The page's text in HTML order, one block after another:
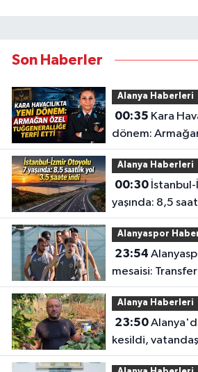
Son Haberler
Alanya Haberleri
00:35
dönem:
Tuğgeneralliğe
Alanya Haberleri
00:30İstanbul-İzmir Otoyolu 7
yaşında: 8,5
Alanyaspor
23:54
mesaisi:
Alanya Haberleri
23:50Alanya'da ceviz ağaçları
kesildi,